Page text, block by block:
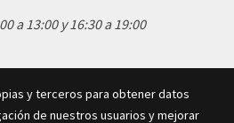
a 13:00 y 16:30 a 19:00
y terceros para obtener datos
de nuestros usuarios y mejorar